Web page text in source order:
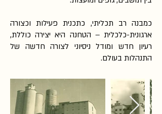
כמבנה רב תכליתי, כתכנית פעילות וכצורה
ארגונית-כלכלית – הטחנה היא יצירה כוללת,
רעיון חדש ומודל ניסיוני לצורה חדשה של
התנהלות בעולם.